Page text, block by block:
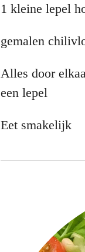
1 kleine lepel
gemalen
Alles door
een lepel
Eet smakelijk